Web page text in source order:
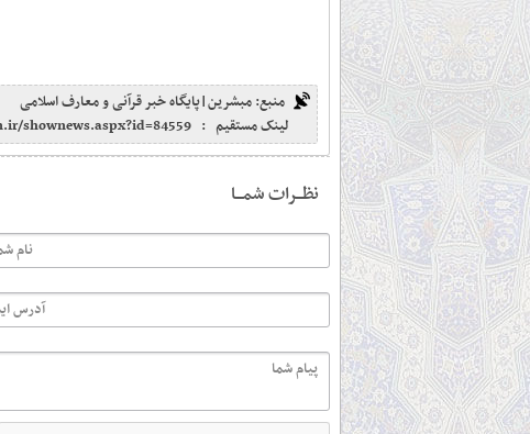
منبع: مبشرین|پایگاه خبر قرآنی و معارف اسلامی
لینک مستقیم : shownews.aspx?id=84559
نظـــرات شمـــا